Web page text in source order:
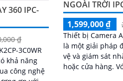
360 IPC-
₫
3C0WR
khả năng
công nghệ
NGOÀI TRỜI
1,599,000 ₫
Thiết bị Camera
là một giải pháp
vệ và giám sát
hoặc cửa hàng. Với độ phân giải cao